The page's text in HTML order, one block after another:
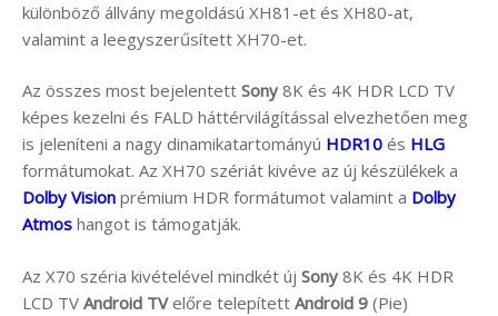
különböző állvány megoldású XH81-et és XH80-at,
valamint a leegyszerűsített XH70-et.
Az összes most bejelentett Sony 8K és 4K HDR LCD TV
képes kezelni és FALD háttérvilágítással elvezhetően meg
is jeleníteni a nagy dinamikatartományú HDR10 és HLG
formátumokat. Az XH70 szériát kivéve az új készülékek a
Dolby Vision prémium HDR formátumot valamint a Dolby
Atmos hangot is támogatják.
Az X70 széria kivételével mindkét új Sony 8K és 4K HDR
LCD TV Android TVelőre telepített Android 9 (Pie)